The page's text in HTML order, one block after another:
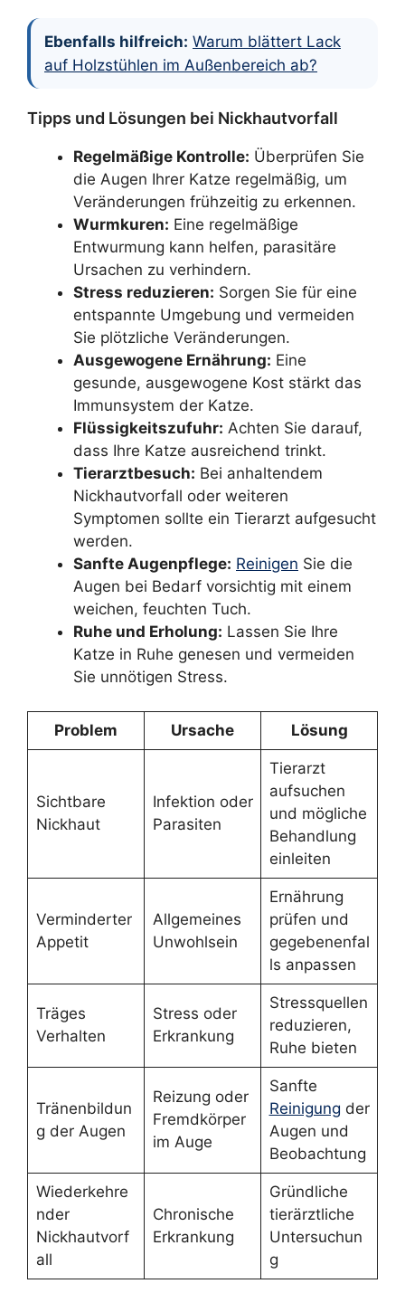
Ebenfalls hilfreich: Warum blättert Lack
auf Holzstühlen im Außenbereich ab?
Tipps und Lösungen bei Nickhautvorfall
Regelmäßige Kontrolle: Überprüfen Sie
die Augen Ihrer Katze regelmäßig, um
Veränderungen frühzeitig zu erkennen.
Wurmkuren: Eine regelmäßige
Entwurmung kann helfen, parasitäre
Ursachen zu verhindern.
Stress reduzieren: Sorgen Sie für eine
entspannte Umgebung und vermeiden
Sie plötzliche Veränderungen.
Ausgewogene Ernährung: Eine
gesunde, ausgewogene Kost stärkt das
Immunsystem der Katze.
Flüssigkeitszufuhr: Achten Sie darauf,
dass Ihre Katze ausreichend trinkt.
Tierarztbesuch: Bei anhaltendem
Nickhautvorfall oder weiteren
Symptomen sollte ein Tierarzt aufgesucht
werden.
Sanfte Augenpflege: Reinigen Sie die
Augen bei Bedarf vorsichtig mit einem
weichen, feuchten Tuch.
Ruhe und Erholung: Lassen Sie Ihre
Katze in Ruhe genesen und vermeiden
Sie unnötigen Stress.
Problem Ursache Lösung
Sichtbare
Nickhaut
Infektion oder
Parasiten
Tierarzt
aufsuchen
und mögliche
Behandlung
einleiten
Verminderter
Appetit
Allgemeines
Unwohlsein
Ernährung
prüfen und
gegebenenfal
ls anpassen
Träges
Verhalten
Stress oder
Erkrankung
Stressquellen
reduzieren,
Ruhe bieten
Tränenbildun
g der Augen
Reizung oder
Fremdkörper
im Auge
Sanfte
Reinigung der
Augen und
Beobachtung
Wiederkehre
nder
Nickhautvorf
all
Chronische
Erkrankung
Gründliche
tierärztliche
Untersuchun
g